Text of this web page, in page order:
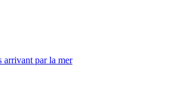
arrivant par la mer